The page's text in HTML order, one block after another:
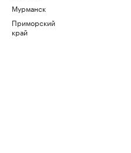
Мурманск
Приморский
край